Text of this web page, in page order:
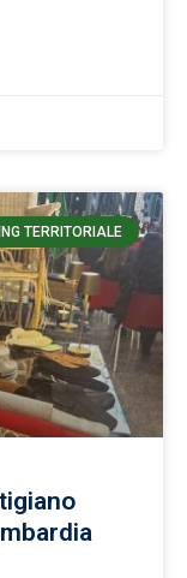
TERRITORIALE